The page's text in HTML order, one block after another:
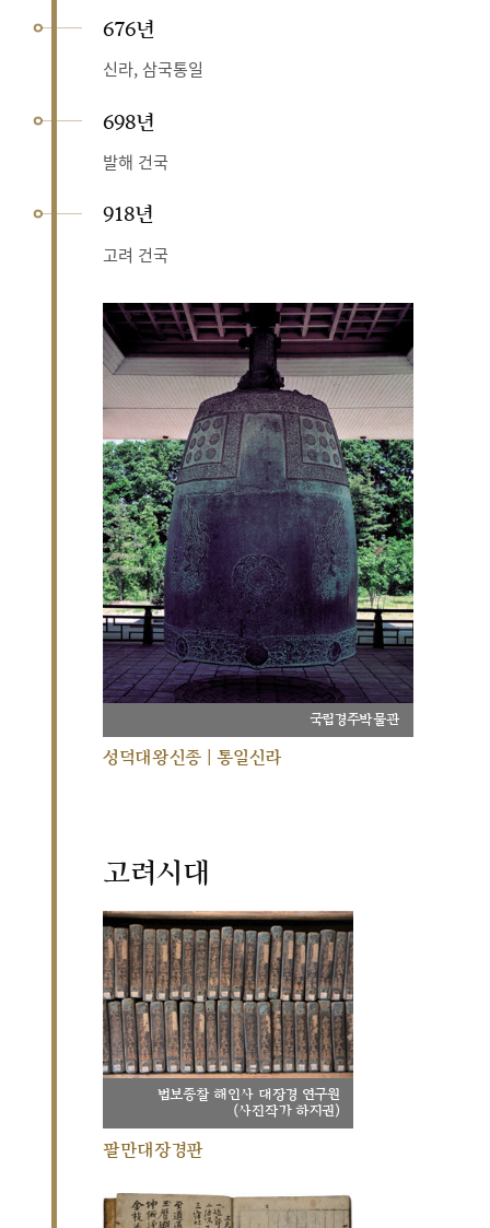
676년
신라, 삼국통일
698년
발해 건국
918년
고려 건국
국립경주박물관
성덕대왕신종 | 통일신라
고려시대
법보종찰 해인사 대장경 연구원
(사진작가 하지권)
팔만대장경판